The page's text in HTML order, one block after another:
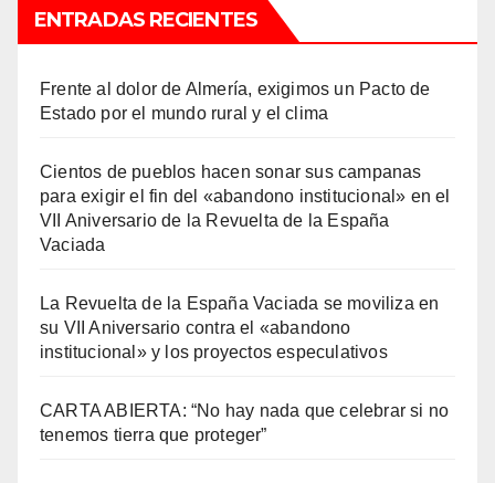
ENTRADAS RECIENTES
Frente al dolor de Almería, exigimos un Pacto de
Estado por el mundo rural y el clima
Cientos de pueblos hacen sonar sus campanas
para exigir el fin del «abandono institucional» en el
VII Aniversario de la Revuelta de la España
Vaciada
La Revuelta de la España Vaciada se moviliza en
su VII Aniversario contra el «abandono
institucional» y los proyectos especulativos
CARTA ABIERTA: “No hay nada que celebrar si no
tenemos tierra que proteger”